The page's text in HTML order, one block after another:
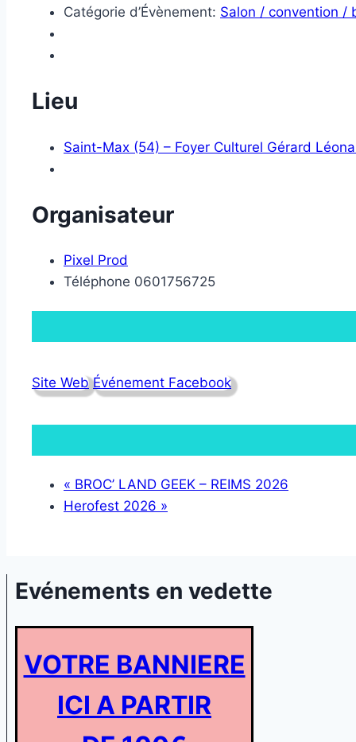
Catégorie d’Évènement: Salon / convention /
Lieu
Saint-Max (54) – Foyer Culturel Gérard
Organisateur
Pixel Prod
Téléphone 0601756725
Site Web Événement Facebook
« BROC’ LAND GEEK – REIMS 2026
Herofest 2026 »
Evénements en vedette
VOTRE BANNIERE
ICI A PARTIR